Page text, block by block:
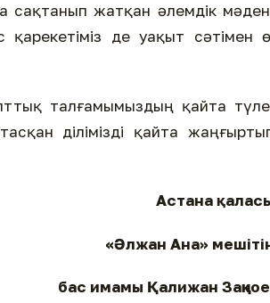
сақтанып жатқан әлемдік
де уақыт сәтімен
талғамымыздың қайта
ділімізді қайта
Астана
«Әлжан Ана»
бас имамы Қалижан